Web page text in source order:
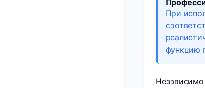
При
функцию
Независимо